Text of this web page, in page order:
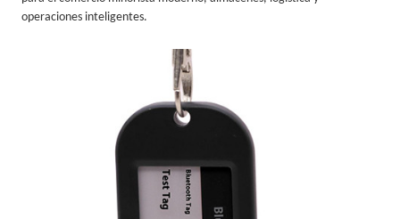
operaciones inteligentes.